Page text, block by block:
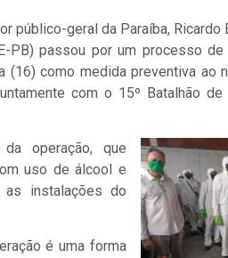
público-geral da Paraíba, Ricardo
PB) passou por um processo
(16) como medida preventiva ao
com o 15º Batalhão
operação, que
uso de álcool e
as instalações do
é uma forma